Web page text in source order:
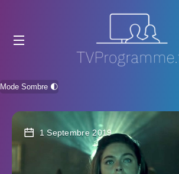
Mode Sombre 🌓
1 Septembre 2019